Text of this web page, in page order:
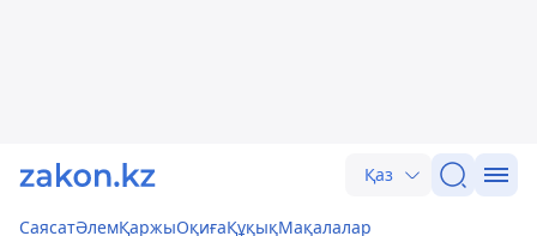
Қаз
СаясатӘлемҚаржыОқиғаҚұқықМақалалар